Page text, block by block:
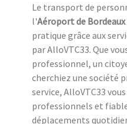
Le transport de
l'Aéroport de Bordeaux
pratique grâce aux
par AlloVTC33. Que
professionnel, un
cherchiez une société
service, AlloVTC33
professionnels et
déplacements